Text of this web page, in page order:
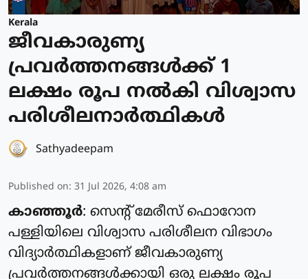
Kerala
ജീവകാരുണ്യ
പ്രവർത്തനങ്ങൾക്ക് 1
ലക്ഷം രൂപ നൽകി വിശ്വാസ
പരിശീലനാർത്ഥികൾ
Sathyadeepam
Published on: 31 Jul 2026, 4:08 am
കാഞ്ഞൂർ: സെന്റ് മേരീസ് ഫൊറോന
പള്ളിയിലെ വിശ്വാസ പരിശീലന വിഭാഗം
വിദ്യാർത്ഥികളാണ് ജീവകാരുണ്യ
പ്രവർത്തനങ്ങൾക്കായി ഒരു ലക്ഷം രൂപ